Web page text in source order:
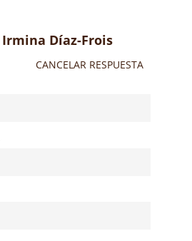
Irmina Díaz-Frois
CANCELAR RESPUESTA